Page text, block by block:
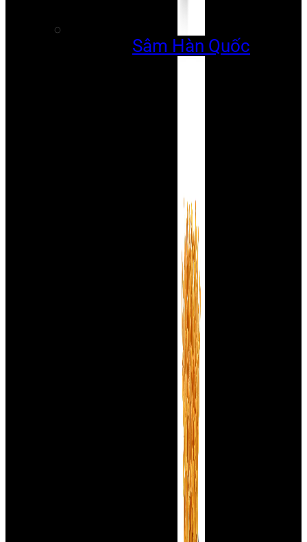
Sâm Hàn Quốc